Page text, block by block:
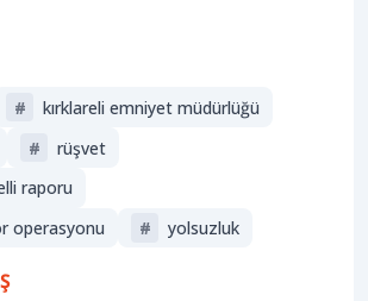
#
kırklareli emniyet müdürlüğü
#
rüşvet
raporu
operasyonu # yolsuzluk